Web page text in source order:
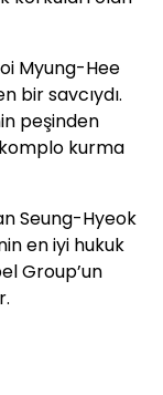
Myung-Hee
bir savcıydı.
peşinden
kurma
Seung-Hyeok
en iyi hukuk
Group’un